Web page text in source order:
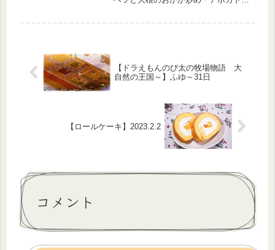
【ドラえもんのび太の牧場物語 大
自然の王国～】ふゆ～31日
【ロールケーキ】2023.2.2
コメント